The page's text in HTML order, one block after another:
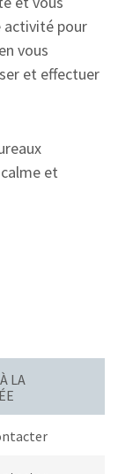
activité pour
vous
et effectuer
et
LA